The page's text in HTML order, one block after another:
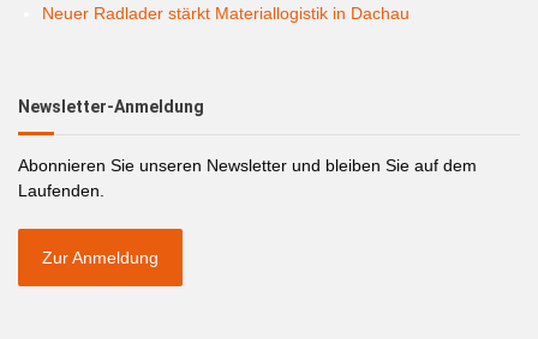
Neuer Radlader stärkt Materiallogistik in Dachau
Newsletter-Anmeldung
Abonnieren Sie unseren Newsletter und bleiben Sie auf dem
Laufenden.
Zur Anmeldung